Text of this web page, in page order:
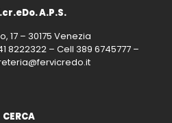
A.P.S.
17 – 30175 Venezia
8222322 – Cell 389 6745777 –
CERCA